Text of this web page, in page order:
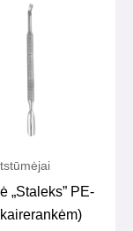
„Staleks” PE-